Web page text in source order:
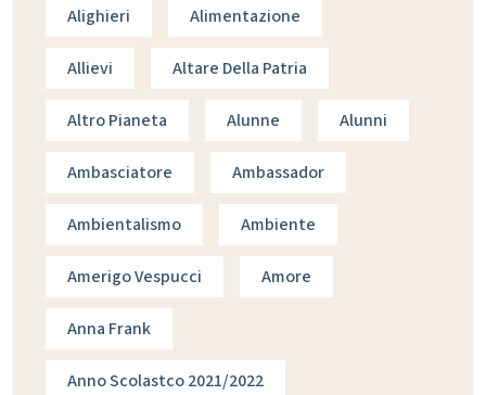
Alighieri Alimentazione
Allievi Altare Della Patria
Altro Pianeta Alunne Alunni
Ambasciatore Ambassador
Ambientalismo Ambiente
Amerigo Vespucci Amore
Anna Frank
Anno Scolastco 2021/2022